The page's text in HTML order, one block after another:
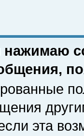
нажимаю
эта